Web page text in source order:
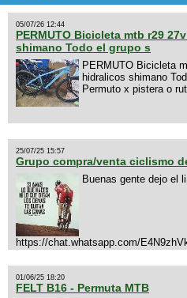
05/07/26 12:44
PERMUTO Bicicleta mtb r29
shimano Todo el grupo s
PERMUTO Bicicleta
hidralicos shimano
Permuto x pistera o
25/07/25 15:57
Grupo compra/venta ciclismo
Buenas gente dejo el
https://chat.whatsapp.com/
01/06/25 18:20
FELT B16 - Permuta MTB